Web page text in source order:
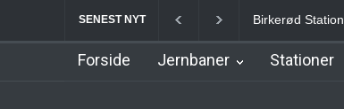
SENEST NYT Birkerød Station
Forside Jernbaner Stationer